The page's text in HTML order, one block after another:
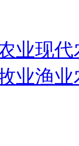
业现代
业渔业